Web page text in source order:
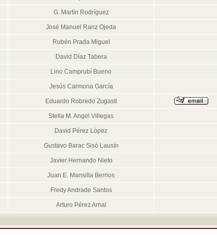
G. Martín Rodríguez
José Manuel Ranz Ojeda
Rubén Prada Miguel
David Díaz Tabera
Lino Camprubí Bueno
Jesús Carmona García
Eduardo Robredo Zugasti
Stella M. Angel Villegas
David Pérez López
Gustavo Barac Sisó Lausín
Javier Hernando Nieto
Juan E. Mansilla Berrios
Fredy Andrade Santos
Arturo Pérez Arnal